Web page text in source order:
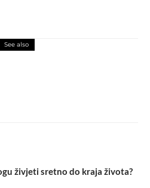
See also
živjeti sretno do kraja života?